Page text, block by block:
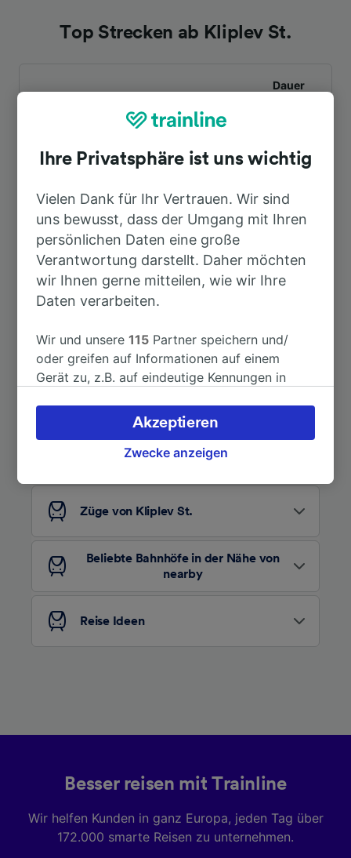
Top Strecken ab Kliplev St.
Dauer
Nach Kopenhagen 3h 26min
Nach Hamburg 2h 47min
Auf der Suche nach weiteren
Ideen?
Züge von Kliplev St.
Beliebte Bahnhöfe in der Nähe von
nearby
Reise Ideen
Besser reisen mit Trainline
Wir helfen Kunden in ganz Europa, jeden Tag über
172.000 smarte Reisen zu unternehmen.
Ihre Privatsphäre ist uns wichtig
Vielen Dank für Ihr Vertrauen. Wir sind
uns bewusst, dass der Umgang mit Ihren
persönlichen Daten eine große
Verantwortung darstellt. Daher möchten
wir Ihnen gerne mitteilen, wie wir Ihre
Daten verarbeiten.
Wir und unsere115 Partner speichern und/
oder greifen auf Informationen auf einem
Gerät zu, z.B. auf eindeutige Kennungen in
verarbeiten. Sie können Ihre Präferenzen
akzeptieren oder verwalten, einschließlich
Ihres Widerspruchsrechts bei berechtigtem
besuchen Sie jederzeit die Seite der
Datenschutzrichtlinie. Diese Präferenzen
haben keinen Einfluss auf Surfdaten. Ihre
Daten werden nicht für Tracking-Zwecke
verwendet, wenn Sie uns gebeten haben, Ihr
Wir und unsere Partner verarbeiten Daten, um
Personalisierte Werbung und Inhalte, Messung
Entwicklung und Verbesserung von
Liste der Partner (Lieferanten)
Zwecke anzeigen
Akzeptieren